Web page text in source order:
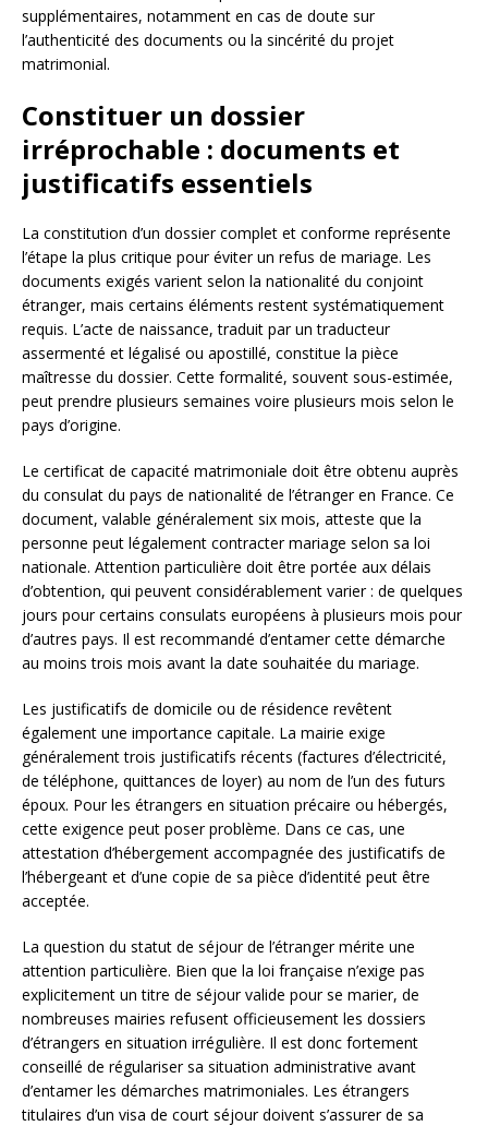
supplémentaires, notamment en cas de doute sur
l’authenticité des documents ou la sincérité du projet
matrimonial.
Constituer un dossier
irréprochable : documents et
justificatifs essentiels
La constitution d’un dossier complet et conforme représente
l’étape la plus critique pour éviter un refus de mariage. Les
documents exigés varient selon la nationalité du conjoint
étranger, mais certains éléments restent systématiquement
requis. L’acte de naissance, traduit par un traducteur
assermenté et légalisé ou apostillé, constitue la pièce
maîtresse du dossier. Cette formalité, souvent sous-estimée,
peut prendre plusieurs semaines voire plusieurs mois selon le
pays d’origine.
Le certificat de capacité matrimoniale doit être obtenu auprès
du consulat du pays de nationalité de l’étranger en France. Ce
document, valable généralement six mois, atteste que la
personne peut légalement contracter mariage selon sa loi
nationale. Attention particulière doit être portée aux délais
d’obtention, qui peuvent considérablement varier : de quelques
jours pour certains consulats européens à plusieurs mois pour
d’autres pays. Il est recommandé d’entamer cette démarche
au moins trois mois avant la date souhaitée du mariage.
Les justificatifs de domicile ou de résidence revêtent
également une importance capitale. La mairie exige
généralement trois justificatifs récents (factures d’électricité,
de téléphone, quittances de loyer) au nom de l’un des futurs
époux. Pour les étrangers en situation précaire ou hébergés,
cette exigence peut poser problème. Dans ce cas, une
attestation d’hébergement accompagnée des justificatifs de
l’hébergeant et d’une copie de sa pièce d’identité peut être
acceptée.
La question du statut de séjour de l’étranger mérite une
attention particulière. Bien que la loi française n’exige pas
explicitement un titre de séjour valide pour se marier, de
nombreuses mairies refusent officieusement les dossiers
d’étrangers en situation irrégulière. Il est donc fortement
conseillé de régulariser sa situation administrative avant
d’entamer les démarches matrimoniales. Les étrangers
titulaires d’un visa de court séjour doivent s’assurer de sa